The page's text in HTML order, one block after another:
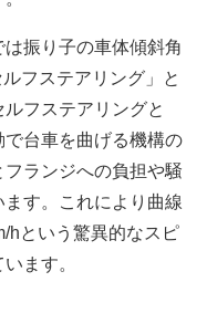
振り子の車体傾斜角
フステアリング」と
フステアリングと
台車を曲げる機構の
ランジへの負担や騒
す。これにより曲線
hという驚異的なスピ
ます。